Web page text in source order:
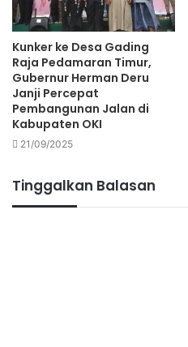
Kunker ke Desa Gading
Raja Pedamaran Timur,
Gubernur Herman Deru
Janji Percepat
Pembangunan Jalan di
Kabupaten OKI
21/09/2025
Tinggalkan Balasan